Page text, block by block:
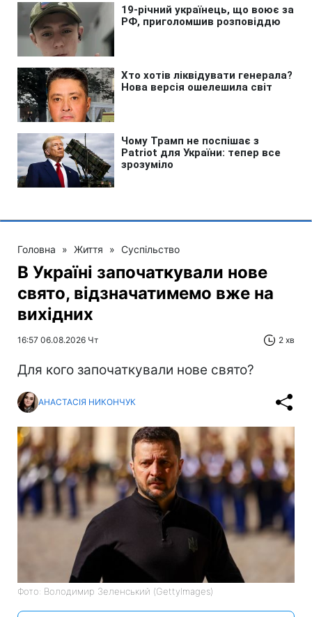
Головна » Життя » Суспільство
В Україні започаткували нове
свято, відзначатимемо вже на
вихідних
16:57 06.08.2026 Чт 2 хв
Для кого започаткували нове свято?
АНАСТАСІЯ НИКОНЧУК
Фото: Володимир Зеленський (GettyImages)